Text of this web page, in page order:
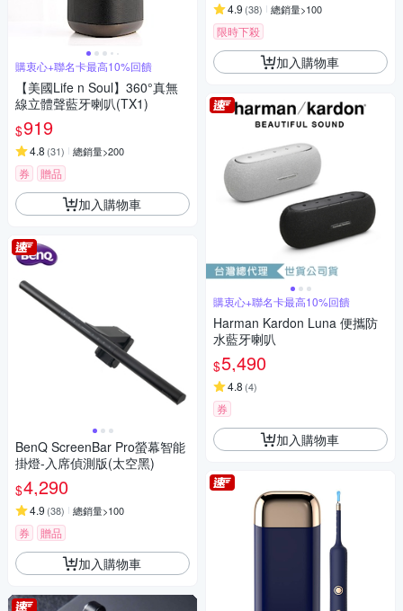
購衷心+聯名卡最高10%回饋
【美國Life n Soul】360°真無
線立體聲藍牙喇叭(TX1)
$919
4.8 (31) 總銷量>200
券 贈品
加入購物車
BenQ ScreenBar Pro螢幕智能
掛燈-入席偵測版(太空黑)
$4,290
4.9 (38) 總銷量>100
券 贈品
加入購物車
4.9 (38) 總銷量>100
限時下殺
加入購物車
購衷心+聯名卡最高10%回饋
Harman Kardon Luna 便攜防
水藍牙喇叭
$5,490
4.8 (4)
券
加入購物車